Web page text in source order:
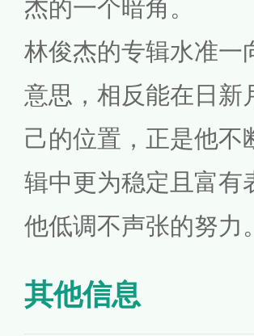
杰的一个暗角。
林俊杰的专辑水准一
意思，相反能在日新
己的位置，正是他不
辑中更为稳定且富有
他低调不声张的努力。
其他信息